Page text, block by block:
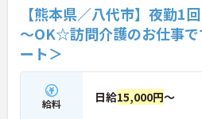
【熊本県／八代市】夜勤
～OK☆訪問介護のお仕事
ート＞
給料 日給15,000円～